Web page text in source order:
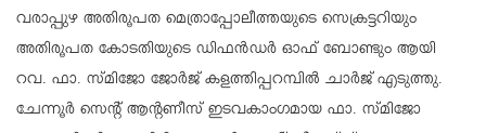
വരാപ്പുഴ അതിരൂപത മെത്രാപ്പോലീത്തയുടെ സെക്രട്ടറിയും
അതിരൂപത കോടതിയുടെ ഡിഫൻഡർ ഓഫ് ബോണ്ടും ആയി
റവ. ഫാ. സ്മിജോ ജോർജ് കളത്തിപ്പറമ്പിൽ ചാർജ് എടുത്തു.
ചേന്നൂർ സെന്റ് ആന്റണീസ് ഇടവകാംഗമായ ഫാ. സ്മിജോ